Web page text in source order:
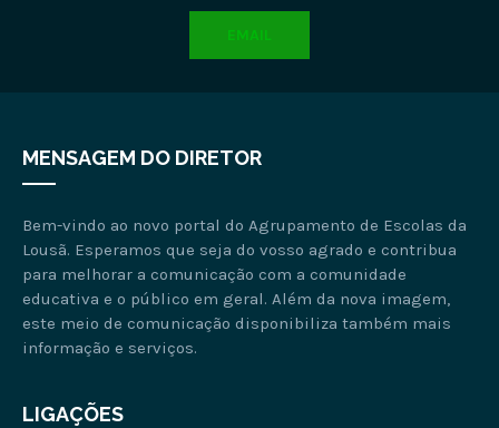
EMAIL
MENSAGEM DO DIRETOR
Bem-vindo ao novo portal do Agrupamento de Escolas da
Lousã. Esperamos que seja do vosso agrado e contribua
para melhorar a comunicação com a comunidade
educativa e o público em geral. Além da nova imagem,
este meio de comunicação disponibiliza também mais
informação e serviços.
LIGAÇÕES